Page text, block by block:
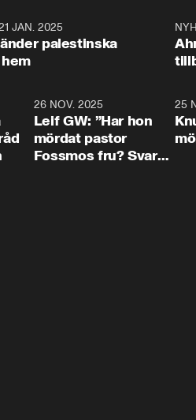
JAN. 2025
palestinska
26 NOV. 2025
Leif GW: ”Har hon
mördat pastor
Fossmos fru? Svar
25